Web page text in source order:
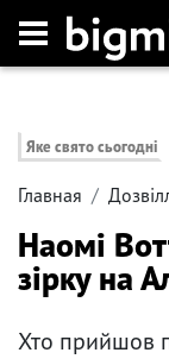
Яке свято сьогодні
Главная
Наомі
зірку на
Хто прийшов